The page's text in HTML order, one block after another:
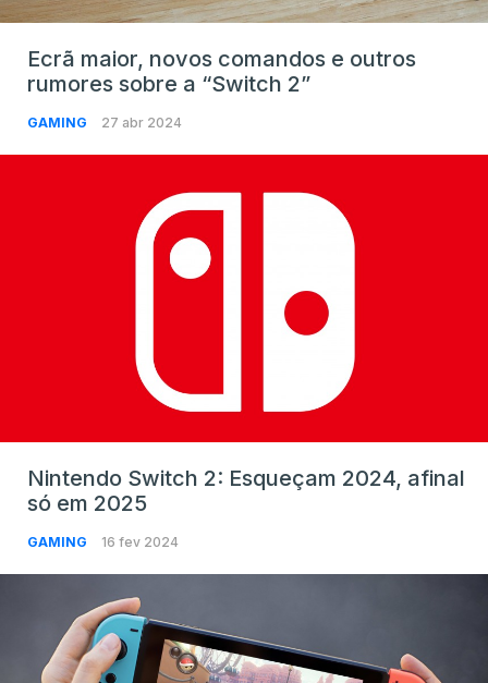
Ecrã maior, novos comandos e outros
rumores sobre a “Switch 2”
GAMING 27 abr 2024
Nintendo Switch 2: Esqueçam 2024, afinal
só em 2025
GAMING 16 fev 2024